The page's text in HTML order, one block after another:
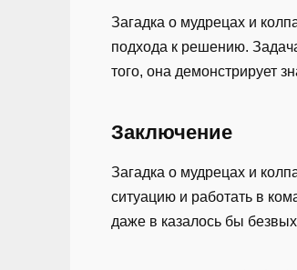
Загадка о мудрецах и
подхода к решению.
того, она демонстрирует
Заключение
Загадка о мудрецах и
ситуацию и работать в
даже в казалось бы